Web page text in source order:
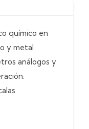
químico en
y metal
análogos y